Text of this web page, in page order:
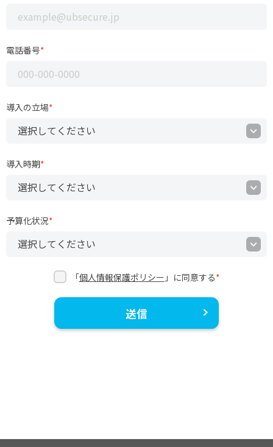
電話番号*
導入の立場*
導入時期*
予算化状況*
「個人情報保護ポリシー 」に同意する*